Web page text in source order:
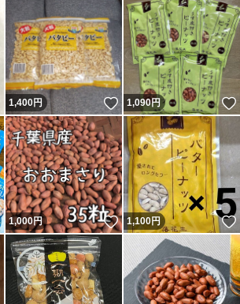
いいね！
1,400円 いいね！
1,090円
いいね！
1,000円 いいね！
1,100円